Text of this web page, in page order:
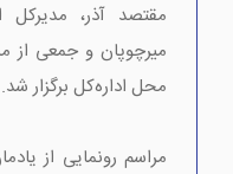
مقتصد آذر،
میرچوپان و جمعی از
محل اداره‌کل برگزار شد.
مراسم رونمایی از